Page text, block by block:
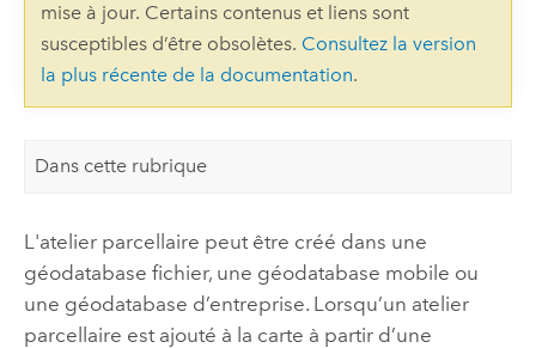
mise à jour. Certains contenus et liens sont
susceptibles d’être obsolètes. Consultez la version
la plus récente de la documentation.
Dans cette rubrique
L'atelier parcellaire peut être créé dans une
géodatabase fichier, une géodatabase mobile ou
une géodatabase d’entreprise. Lorsqu’un atelier
parcellaire est ajouté à la carte à partir d’une